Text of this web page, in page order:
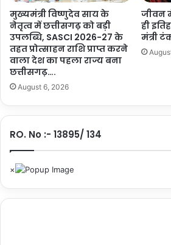
हा
री
जा
य
स
वा
ल
अ
ने
हा
थों
सौं
श्य
प
…
.
.
मुख्यमंत्री विष्णुदेव साय के
नेतृत्व में छत्तीसगढ़ को बड़ी
उपलब्धि, SASCI 2026-27 के
तहत प्रोत्साहन राशि प्राप्त करने
वाला देश का पहला राज्य बना
छत्तीसगढ़….
August 6, 2026
जीवन
ही
मंत्री
RO. No :- 13895/ 134